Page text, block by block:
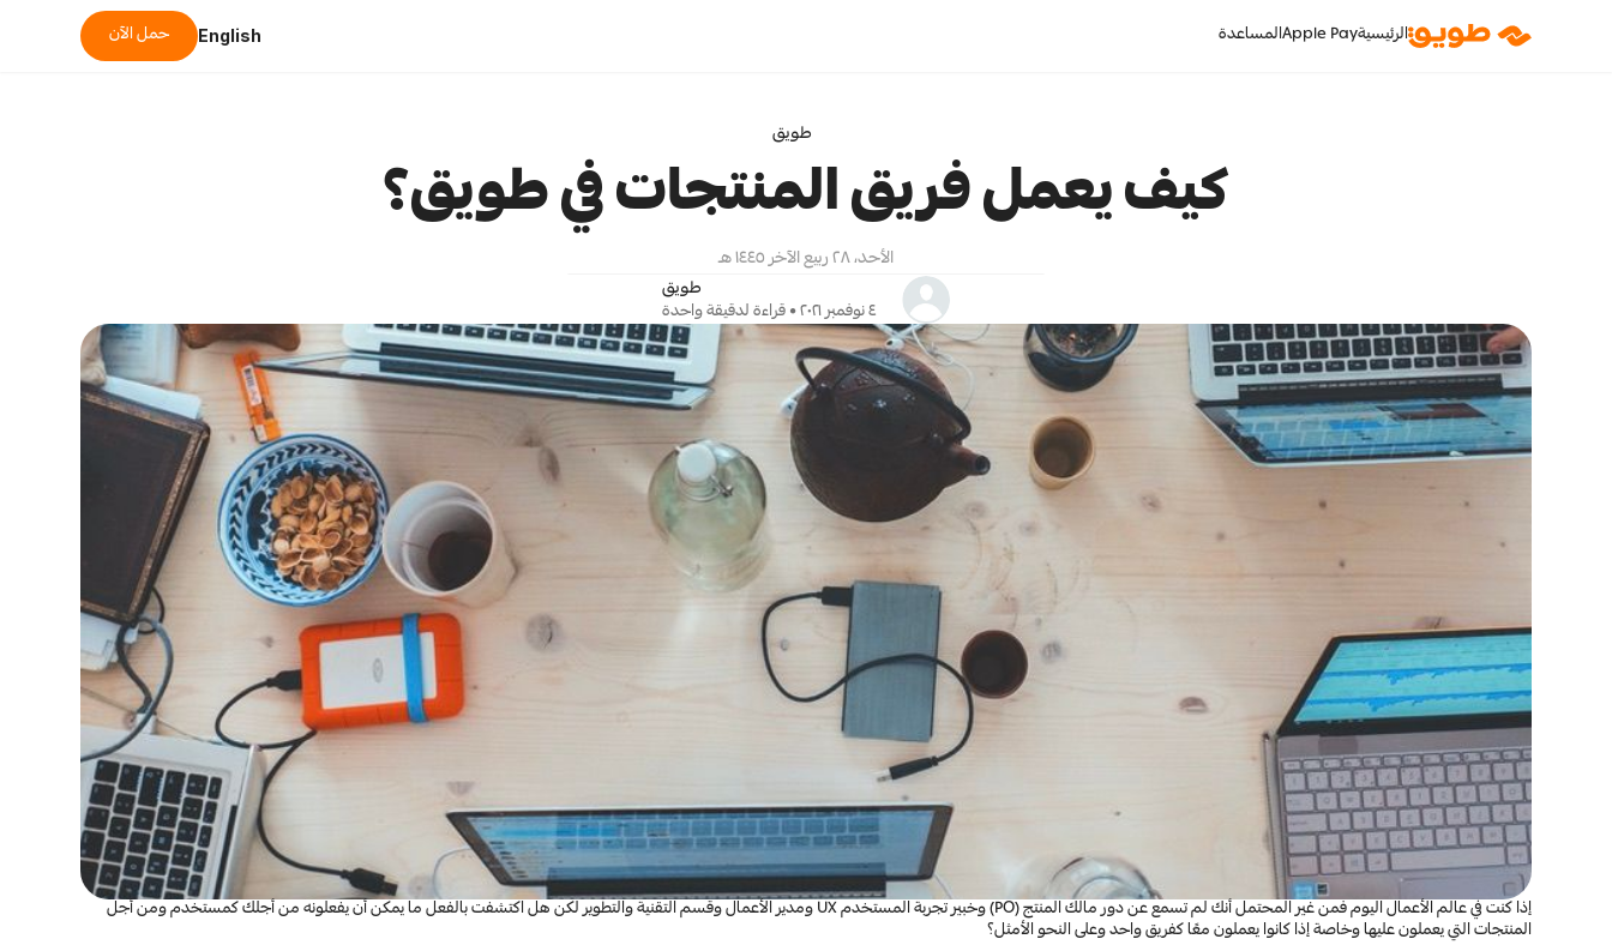
الرئيسيةApple Payالمساعدة English حمل الآن
طويق
كيف يعمل فريق المنتجات في طويق؟
الأحد، ٢٨ ربيع الآخر ١٤٤٥ هـ
طويق
٤ نوفمبر ٢٠٢١ • قراءة لدقيقة واحدة
المنتجات التي يعملون عليها وخاصة إذا كانوا يعملون معًا كفريق واحد وعلى النحو الأمثل؟